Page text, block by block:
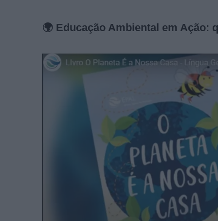
🌍 Educação Ambiental em Ação: